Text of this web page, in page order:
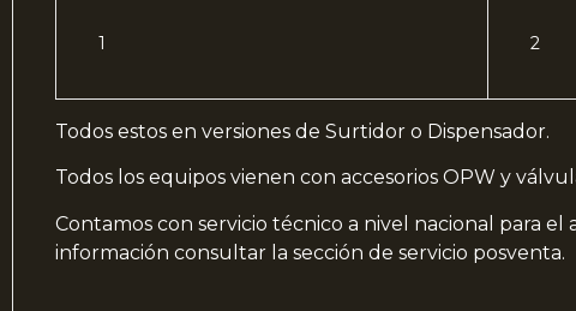
1 2
Todos estos en versiones de Surtidor o Dispensador.
Todos los equipos vienen con accesorios OPW y
Contamos con servicio técnico a nivel nacional para
información consultar la sección de servicio posventa.